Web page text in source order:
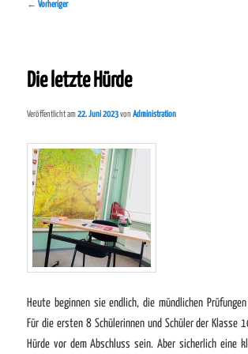
Beitragsnavigation
← Vorheriger
Die letzte Hürde
Veröffentlicht am22. Juni 2023vonAdministration
Heute beginnen sie endlich, die mündlichen
Für die ersten 8 Schülerinnen und Schüler der Klasse
Hürde vor dem Abschluss sein. Aber sicherlich eine